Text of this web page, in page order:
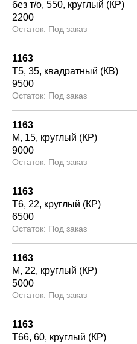
без т/о 550 круглый (КР)
2200
Под заказ
1163
Т5 35 квадратный (КВ)
9500
Под заказ
1163
М
15 круглый (КР)
9000
Под заказ
1163
Т6 22 круглый (КР)
6500
Под заказ
1163
М
22 круглый (КР)
5000
Под заказ
1163
Т66 60 круглый (КР)